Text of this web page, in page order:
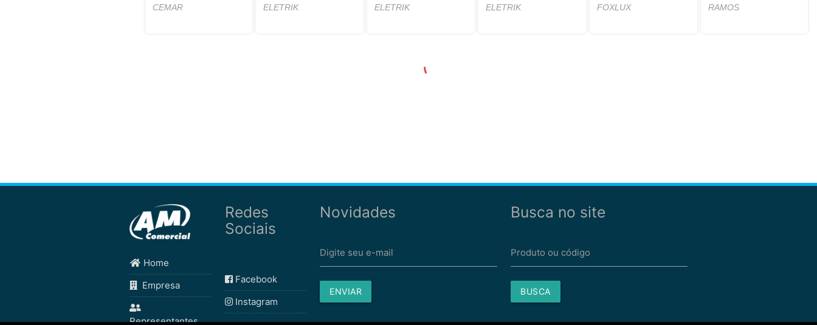
CEMAR
ELETRIK
ELETRIK
ELETRIK
FOXLUX RAMOS
Home
Empresa
Representantes
Redes
Sociais
Facebook
Instagram
Novidades
Digite seu e-mail
ENVIAR
Busca no site
Produto ou código
BUSCA